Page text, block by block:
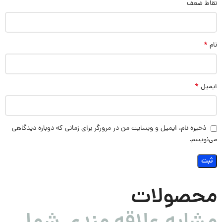
نقاط ضعف
نام *
ایمیل *
ذخیره نام، ایمیل و وبسایت من در مرورگر برای زمانی که دوباره دیدگاهی
می‌نویسم.
محصولات